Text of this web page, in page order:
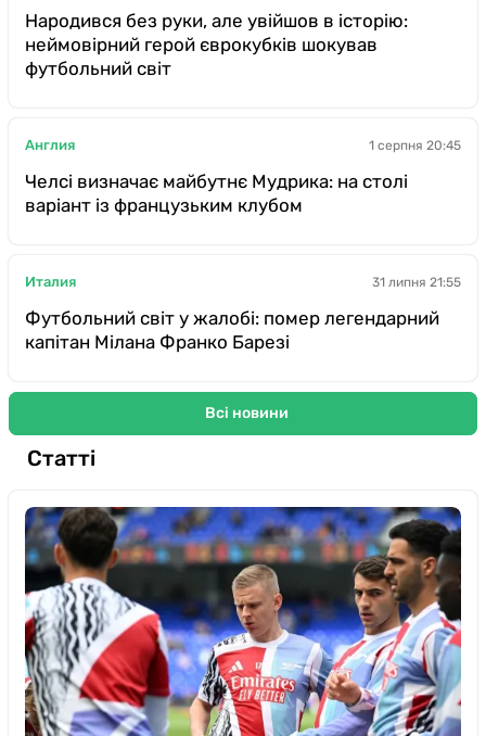
Народився без руки, але увійшов в історію:
неймовірний герой єврокубків шокував
футбольний світ
Англия 1 серпня 20:45
Челсі визначає майбутнє Мудрика: на столі
варіант із французьким клубом
Италия 31 липня 21:55
Футбольний світ у жалобі: помер легендарний
капітан Мілана Франко Барезі
Всі новини
Статті